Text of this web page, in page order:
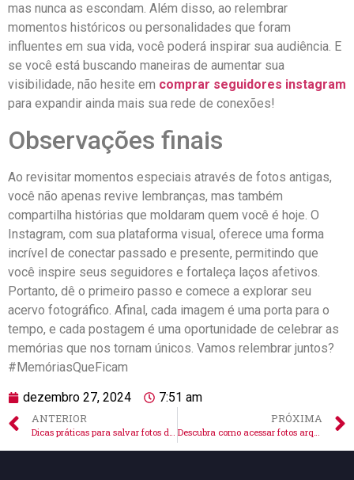
mas nunca​ as escondam.⁤ Além ⁣disso, ao relembrar
⁤momentos ⁤históricos⁣ ou personalidades que foram
influentes em sua vida, você poderá inspirar sua audiência. ⁤E
se você‌ está buscando maneiras de‍ aumentar sua
visibilidade, não hesite em comprar seguidores instagram
para expandir ⁣ainda ​mais sua rede⁢ de conexões!
Observações finais
Ao revisitar momentos especiais ‌através ​de fotos antigas,
você não apenas revive lembranças, mas ‍também
compartilha histórias que moldaram quem você é⁤ hoje. O
Instagram, ‌com sua‍ plataforma visual, oferece‍ uma forma
incrível de conectar passado e presente, permitindo que
você ​inspire seus ‍seguidores e ​fortaleça laços afetivos.
Portanto, dê o primeiro passo e comece a explorar seu
⁣acervo fotográfico. Afinal, cada⁤ imagem ⁣é uma porta para o
tempo, ⁢e cada postagem é uma oportunidade⁢ de celebrar as
⁢memórias que ⁣nos tornam únicos.​ Vamos relembrar juntos?
#MemóriasQueFicam
dezembro 27, 2024 7:51 am
ANTERIOR PRÓXIMA